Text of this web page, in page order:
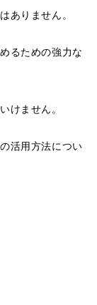
ありません。
るための強力な
けません。
活用方法につい